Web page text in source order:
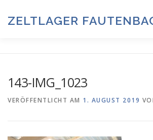
springen
ZELTLAGER
HISTORIE & FOTOARCHIV
143-IMG_1023
VERÖFFENTLICHT AM 1. AUGUST 2019